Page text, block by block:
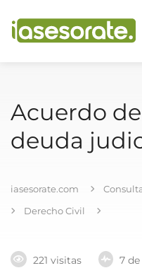
Acuerdo
deuda
iasesorate.com
Derecho Civil
221 visitas
7